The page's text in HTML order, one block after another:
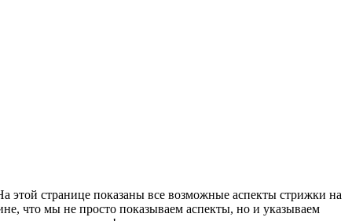
этой странице показаны все возможные аспекты стрижки на
что мы не просто показываем аспекты, но и указываем